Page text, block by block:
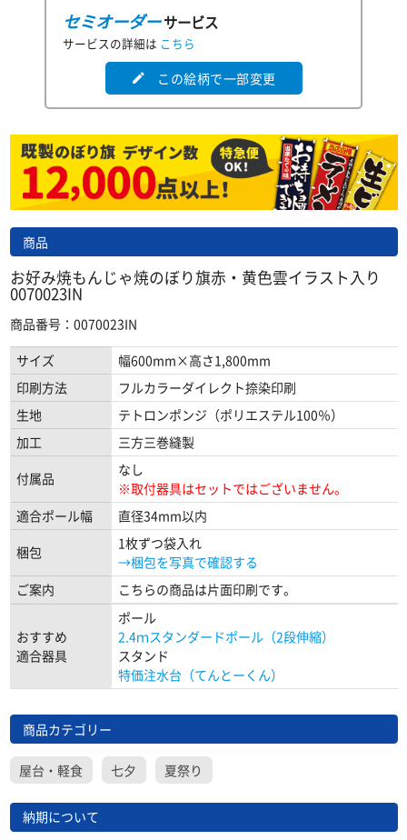
セミオーダーサービス
サービスの詳細は こちら
edit この絵柄で一部変更
商品
お好み焼もんじゃ焼のぼり旗赤・黄色雲イラスト入り
0070023IN
商品番号：0070023IN
サイズ
幅600mm×高さ1,800mm
印刷方法
フルカラーダイレクト捺染印刷
生地
テトロンポンジ（ポリエステル100％）
加工
三方三巻縫製
付属品
なし
※取付器具はセットではございません。
適合ポール幅
直径34mm以内
梱包
1枚ずつ袋入れ
→梱包を写真で確認する
ご案内
こちらの商品は片面印刷です。
おすすめ
適合器具
ポール
2.4ｍスタンダードポール（2段伸縮）
スタンド
特価注水台（てんとーくん）
商品カテゴリー
屋台・軽食 七夕 夏祭り
納期について